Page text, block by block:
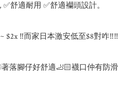
舒適耐用 ✅舒適襽頭設計。
$2x ‼️而家日本激安低至$8對咋‼️‼️
落腳仔好舒適🦶🏻襪口仲有防滑